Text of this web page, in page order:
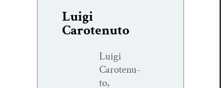
Luigi
Carotenuto
Lui­gi
Carotenu­
to,